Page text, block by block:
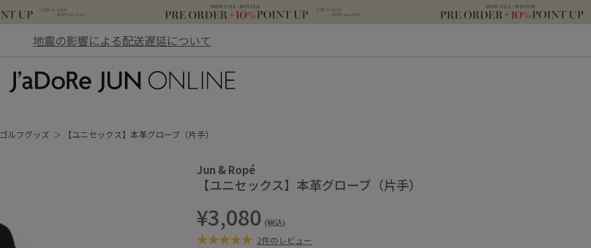
地震の影響による配送遅延について
ゴルフグッズ 【ユニセックス】本革グローブ（片手）
Jun & Ropé
【ユニセックス】本革グローブ（片手）
¥3,080 (税込)
2件のレビュー